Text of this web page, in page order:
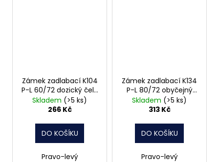
Zámek zadlabací K104
P-L 60/72 dozický čelo
20mm Hobes
Skladem (>5 ks)
266 Kč
DO KOŠÍKU
Pravo-levý
Zámek zadlabací K134
P-L 80/72 obyčejný
čelo 20mm Hobes
Skladem (>5 ks)
313 Kč
DO KOŠÍKU
Pravo-levý